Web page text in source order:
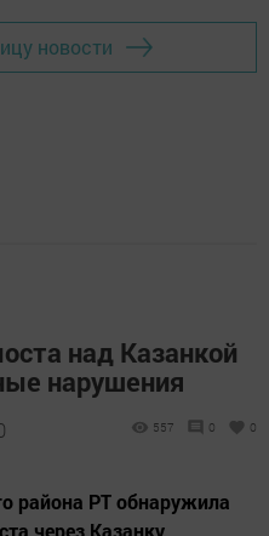
новости
над Казанкой
нарушения
557 0 0
района РТ обнаружила
через Казанку